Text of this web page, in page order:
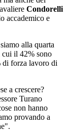
Condorelli
accademico e
alla quarta
cui il 42% sono
di forza lavoro di
a crescere?
Turano
non hanno
provando a